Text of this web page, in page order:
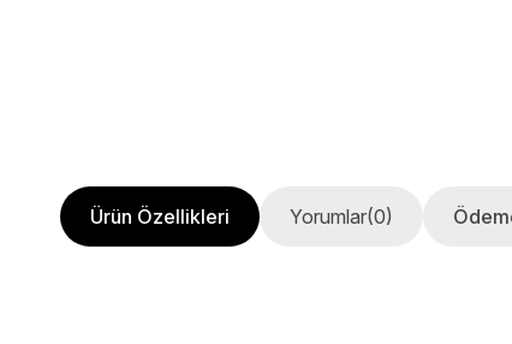
Ürün Özellikleri Yorumlar(0)